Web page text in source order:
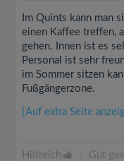
Im Quints kann man
einen Kaffee treffen,
gehen. Innen ist es
Personal ist sehr
im Sommer sitzen
Fußgängerzone.
[Auf extra Seite
Hilfreich Gut